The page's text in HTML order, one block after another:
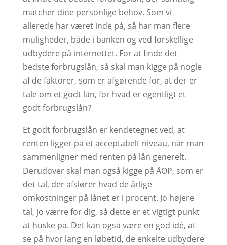
matcher dine personlige behov. Som vi
allerede har været inde på, så har man flere
muligheder, både i banken og ved forskellige
udbydere på internettet. For at finde det
bedste forbrugslån, så skal man kigge på nogle
af de faktorer, som er afgørende for, at der er
tale om et godt lån, for hvad er egentligt et
godt forbrugslån?
Et godt forbrugslån er kendetegnet ved, at
renten ligger på et acceptabelt niveau, når man
sammenligner med renten på lån generelt.
Derudover skal man også kigge på ÅOP, som er
det tal, der afslører hvad de årlige
omkostninger på lånet er i procent. Jo højere
tal, jo værre for dig, så dette er et vigtigt punkt
at huske på. Det kan også være en god idé, at
se på hvor lang en løbetid, de enkelte udbydere